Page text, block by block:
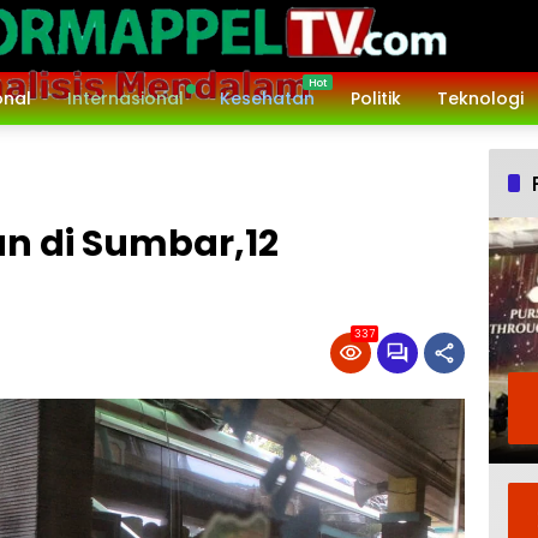
Internasional Kesehatan Politik Teknologi
di Sumbar,12
337